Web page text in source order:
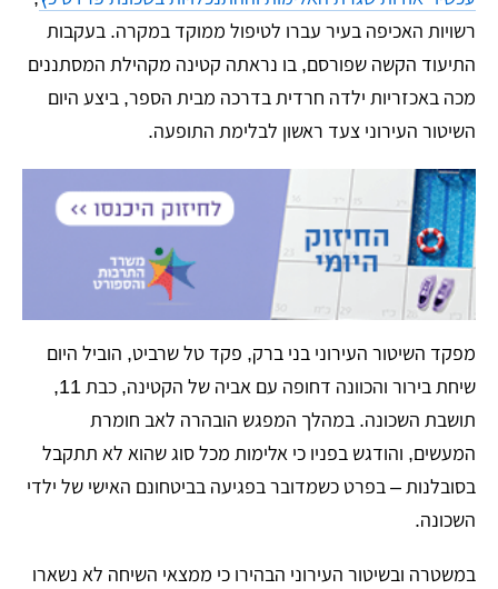
רשויות האכיפה בעיר עברו לטיפול ממוקד במקרה. בעקבות
התיעוד הקשה שפורסם, בו נראתה קטינה מקהילת המסתננים
מכה באכזריות ילדה חרדית בדרכה מבית הספר, ביצע היום
השיטור העירוני צעד ראשון לבלימת התופעה.
מפקד השיטור העירוני בני ברק, פקד טל שרביט, הוביל היום
שיחת בירור והכוונה דחופה עם אביה של הקטינה, כבת 11,
תושבת השכונה. במהלך המפגש הובהרה לאב חומרת
המעשים, והודגש בפניו כי אלימות מכל סוג שהוא לא תתקבל
בסובלנות – בפרט כשמדובר בפגיעה בביטחונם האישי של ילדי
השכונה.
במשטרה ובשיטור העירוני הבהירו כי ממצאי השיחה לא נשארו